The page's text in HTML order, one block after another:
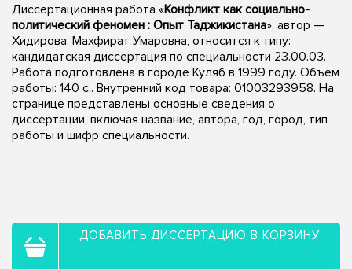
Диссертационная работа «Конфликт как социально-
политический феномен : Опыт Таджикистана», автор —
Хидирова, Махфират Умаровна, относится к типу:
кандидатская диссертация по специальности 23.00.03.
Работа подготовлена в городе Куляб в 1999 году. Объем
работы: 140 с.. Внутренний код товара: 01003293958. На
странице представлены основные сведения о
диссертации, включая название, автора, год, город, тип
работы и шифр специальности.
ДОБАВИТЬ ДИССЕРТАЦИЮ В КОРЗИНУ